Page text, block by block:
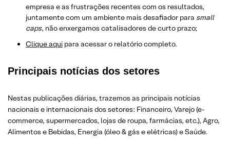
empresa e as frustrações recentes com os resultados,
juntamente com um ambiente mais desafiador para small
caps, não enxergamos catalisadores de curto prazo;
​Clique aqui para acessar o relatório completo.
Principais notícias dos setores
Nestas publicações diárias, trazemos as principais notícias
nacionais e internacionais dos setores: Financeiro, Varejo(e-
commerce, supermercados, lojas de roupa, farmácias, etc.), Agro,
Alimentos e Bebidas, Energia (óleo & gás e elétricas) e Saúde.